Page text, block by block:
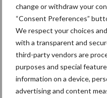
change or withdraw your
“Consent Preferences”
We respect your choices
with a transparent and
third-party vendors are
purposes and special
information on a device,
advertising and content
Primaire
Sidebar
Recent nieuws
7 aug
droogte
handel